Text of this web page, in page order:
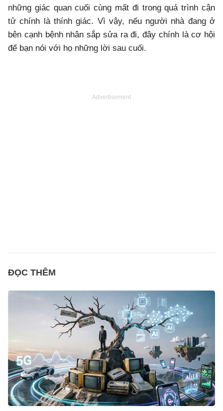
những giác quan cuối cùng mất đi trong quá trình cận
tử chính là thính giác. Vì vậy, nếu người nhà đang ở
bên cạnh bệnh nhân sắp sửa ra đi, đây chính là cơ hội
để bạn nói với họ những lời sau cuối.
Advertisement
ĐỌC THÊM